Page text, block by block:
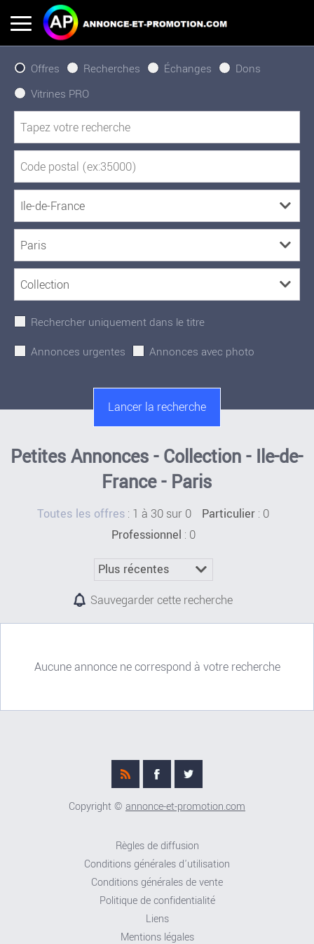
Offres Recherches Échanges
Dons
Vitrines PRO
Rechercher uniquement dans le titre
Annonces urgentes
Annonces avec photo
Petites Annonces - Collection - Ile-de-
France - Paris
Toutes les offres : 1 à 30 sur 0 Particulier : 0
Professionnel : 0
Sauvegarder cette recherche
Aucune annonce ne correspond à votre recherche
Copyright © annonce-et-promotion.com
Règles de diffusion
Conditions générales d'utilisation
Conditions générales de vente
Politique de confidentialité
Liens
Mentions légales